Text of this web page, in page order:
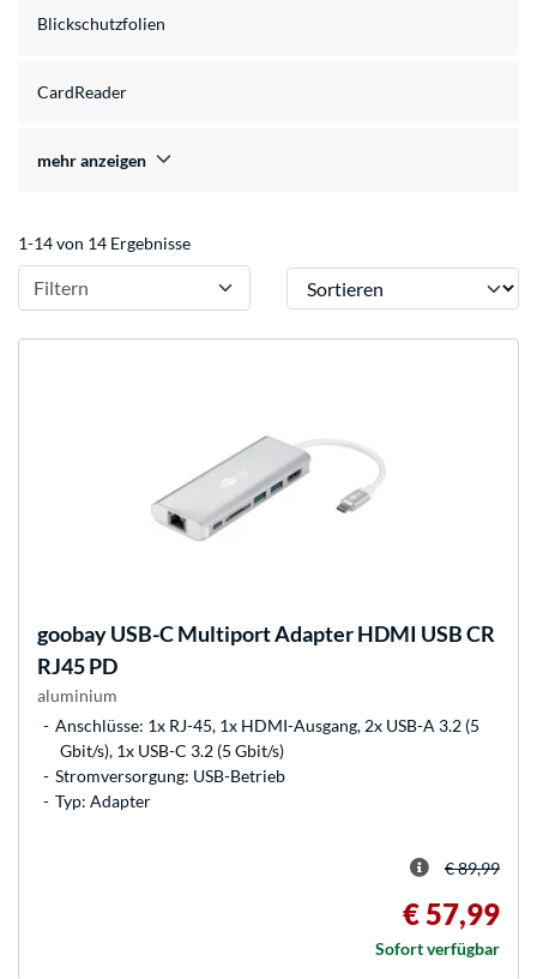
Blickschutzfolien
CardReader
mehr anzeigen
1-14 von 14 Ergebnisse
Filtern Sortieren
goobayUSB-C Multiport Adapter HDMI USB CR
RJ45 PD
aluminium
Anschlüsse: 1x RJ-45, 1x HDMI-Ausgang, 2x USB-A 3.2 (5
Gbit/s), 1x USB-C 3.2 (5 Gbit/s)
Stromversorgung: USB-Betrieb
Typ: Adapter
€ 89,99
€ 57,99
Sofort verfügbar